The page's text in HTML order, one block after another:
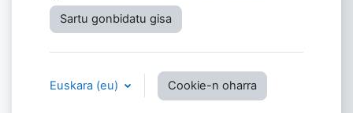
Sartu gonbidatu gisa
Euskara ‎(eu)‎ Cookie-n oharra